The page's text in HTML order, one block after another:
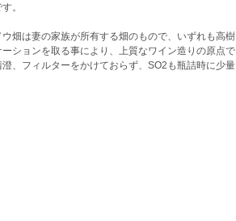
。
畑は妻の家族が所有する畑のもので、いずれも高樹
ションを取る事により、上質なワイン造りの原点で
、フィルターをかけておらず、SO2も瓶詰時に少量